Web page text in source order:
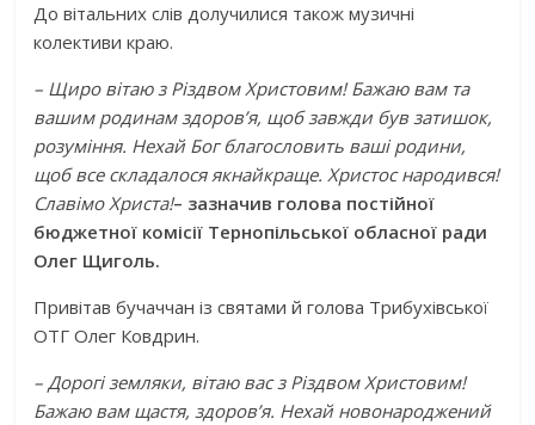
До вітальних слів долучилися також музичні
колективи краю.
– Щиро вітаю з Різдвом Христовим! Бажаю вам та
вашим родинам здоров’я, щоб завжди був затишок,
розуміння. Нехай Бог благословить ваші родини,
щоб все складалося якнайкраще. Христос народився!
Славімо Христа!– зазначив голова постійної
бюджетної комісії Тернопільської обласної ради
Олег Щиголь.
Привітав бучаччан із святами й голова Трибухівської
ОТГ Олег Ковдрин.
– Дорогі земляки, вітаю вас з Різдвом Христовим!
Бажаю вам щастя, здоров’я. Нехай новонароджений